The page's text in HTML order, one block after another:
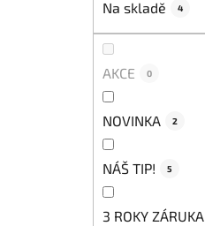
Na skladě 4
AKCE 0
NOVINKA 2
NÁŠ TIP! 5
3 ROKY ZÁRUKA